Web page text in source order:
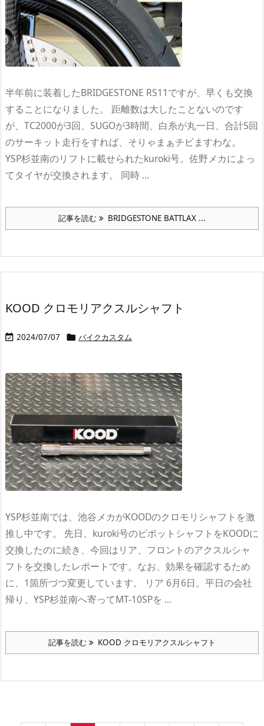
半年前に装着したBRIDGESTONE RS11ですが、早くも交換
することになりました。 距離数は大したことないのです
が、TC2000が3回、SUGOが3時間、白糸が丸一日、合計5回
のサーキット走行をすれば、そりゃまぁチビますわな。
YSP杉並南のリフトに載せられたkuroki号。佐野メカによっ
てタイヤが交換されます。 同時 ...
記事を読む BRIDGESTONE BATTLAX ...
KOOD クロモリアクスルシャフト
 2024/07/07  バイクカスタム
YSP杉並南では、池谷メカがKOODのクロモリシャフトを激
推し中です。 先日、kuroki号のピボットシャフトをKOODに
交換したのに続き、今回はリア、フロントのアクスルシャ
フトを交換したレポートです。なお、効果を確認するため
に、1箇所づつ変更しています。 リア 6月6日。平日の会社
帰り、YSP杉並南へ寄ってMT-10SPを ...
記事を読む KOOD クロモリアクスルシャフト